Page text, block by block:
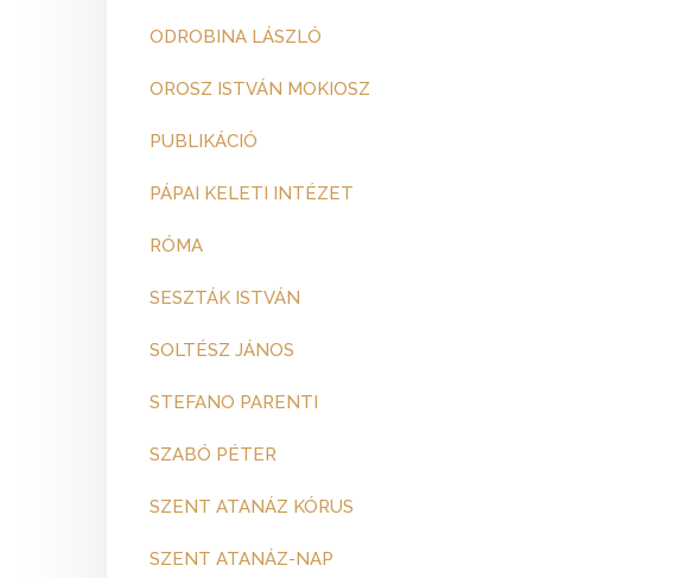
ODROBINA LÁSZLÓ
OROSZ ISTVÁN MOKIOSZ
PUBLIKÁCIÓ
PÁPAI KELETI INTÉZET
RÓMA
SESZTÁK ISTVÁN
SOLTÉSZ JÁNOS
STEFANO PARENTI
SZABÓ PÉTER
SZENT ATANÁZ KÓRUS
SZENT ATANÁZ-NAP